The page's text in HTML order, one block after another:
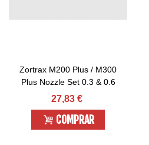
Zortrax M200 Plus / M300
Plus Nozzle Set 0.3 & 0.6
27,83 €
COMPRAR